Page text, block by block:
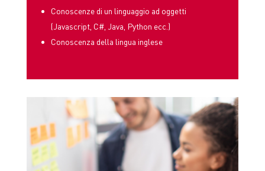
Conoscenze di un linguaggio ad oggetti
(Javascript, C#, Java, Python ecc.)
Conoscenza della lingua inglese